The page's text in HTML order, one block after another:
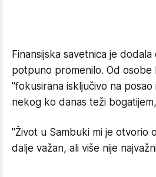
Finansijska savetnica je
potpuno promenilo. Od osobe
"fokusirana isključivo na
nekog ko danas teži
"Život u Sambuki mi je otvorio
dalje važan, ali više nije